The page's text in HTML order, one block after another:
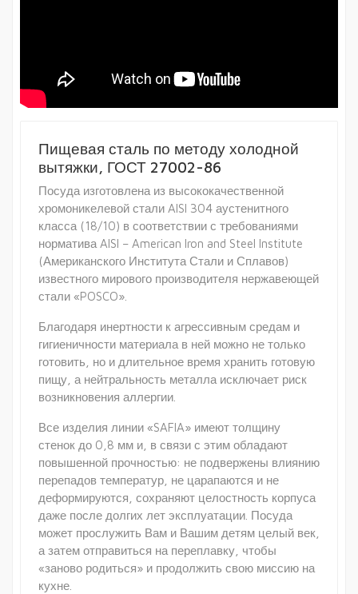
Пищевая сталь по методу холодной
вытяжки, ГОСТ 27002-86
Посуда изготовлена из высококачественной
хромоникелевой стали AISI 304 аустенитного
класса (18/10) в соответствии с требованиями
норматива AISI – American Iron and Steel Institute
(Американского Института Стали и Сплавов)
известного мирового производителя нержавеющей
стали «POSCO».
Благодаря инертности к агрессивным средам и
гигиеничности материала в ней можно не только
готовить, но и длительное время хранить готовую
пищу, а нейтральность металла исключает риск
возникновения аллергии.
Все изделия линии «SAFIA» имеют толщину
стенок до 0,8 мм и, в связи с этим обладают
повышенной прочностью: не подвержены влиянию
перепадов температур, не царапаются и не
деформируются, сохраняют целостность корпуса
даже после долгих лет эксплуатации. Посуда
может прослужить Вам и Вашим детям целый век,
а затем отправиться на переплавку, чтобы
«заново родиться» и продолжить свою миссию на
кухне.